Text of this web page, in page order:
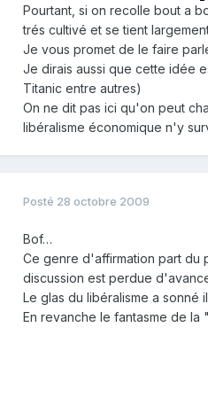
Pourtant, si on recolle bout a
trés cultivé et se tient
Je vous promet de le faire
Je dirais aussi que cette idée
Titanic entre autres)
On ne dit pas ici qu'on peut
libéralisme économique n'y
Posté 28 octobre 2009
Bof…
Ce genre d'affirmation part du
discussion est perdue
Le glas du libéralisme a sonné
En revanche le fantasme de